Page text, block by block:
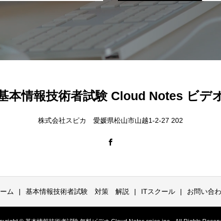
本情報技術者試験 Cloud Notes ビデ
株式会社スピカ 愛媛県松山市山越1-2-27 202
ム 基本情報技術者試験 対策 解説 ITスクール お問い合